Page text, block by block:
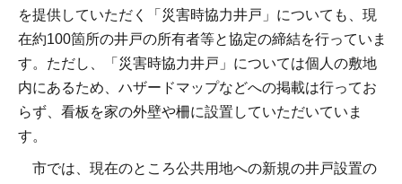
を提供していただく「災害時協力井戸」についても、現
在約100箇所の井戸の所有者等と協定の締結を行っていま
す。ただし、「災害時協力井戸」については個人の敷地
内にあるため、ハザードマップなどへの掲載は行ってお
らず、看板を家の外壁や柵に設置していただいていま
す。
市では、現在のところ公共用地への新規の井戸設置の